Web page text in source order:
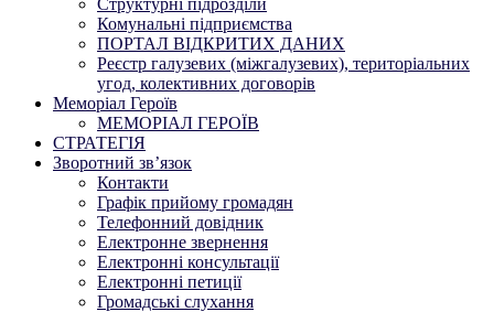
Структурні підрозділи
Комунальні підприємства
ПОРТАЛ ВІДКРИТИХ ДАНИХ
Реєстр галузевих (міжгалузевих), територіальних
угод, колективних договорів
Меморіал Героїв
МЕМОРІАЛ ГЕРОЇВ
СТРАТЕГІЯ
Зворотний зв’язок
Контакти
Графік прийому громадян
Телефонний довідник
Електронне звернення
Електронні консультації
Електронні петиції
Громадські слухання